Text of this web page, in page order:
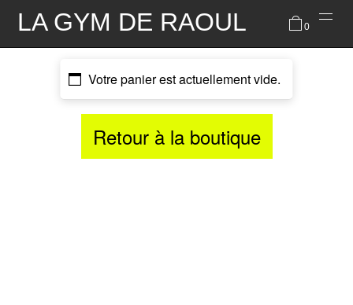
À PROPOS
RESERVATIONS
LA GYM DE RAOUL 0
Votre panier est actuellement vide.
Retour à la boutique